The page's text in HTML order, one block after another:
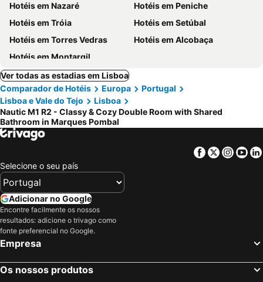
Hotéis em Nazaré
Hotéis em Peniche
Hotéis em Tróia
Hotéis em Setúbal
Hotéis em Torres Vedras
Hotéis em Alcobaça
Hotéis em Montargil
Ver todas as estadias em Lisboa
Comparador de Hotéis
Europa
Portugal
Lisboa e Vale do Tejo
Lisboa
Nautic M1 R2 - Classy & Cozy Double Room with Shared
Bathroom in Marques Pombal
Facebook
Twitter
Selecione o seu país
Adicionar no Google
Encontre facilmente os nossos
resultados: adicione o trivago como
fonte preferencial no Google.
Empresa
Os nossos produtos